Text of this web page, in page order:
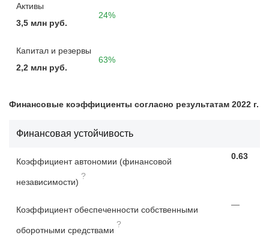
Активы
3,5 млн руб.
24%
Капитал и резервы
2,2 млн руб.
63%
Финансовые коэффициенты согласно результатам 2022 г.
Финансовая устойчивость
Коэффициент автономии (финансовой
независимости)
?
0.63
Коэффициент обеспеченности собственными
оборотными средствами
?
—